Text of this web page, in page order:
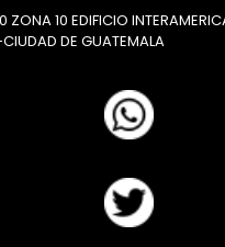
10 EDIFICIO
DE GUATEMALA